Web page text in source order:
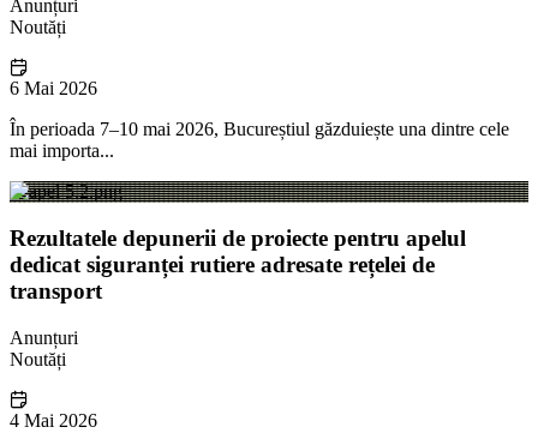
Anunțuri
Noutăți
6 Mai 2026
În perioada 7–10 mai 2026, Bucureștiul găzduiește una dintre cele
mai importa...
Rezultatele depunerii de proiecte pentru apelul
dedicat siguranței rutiere adresate rețelei de
transport
Anunțuri
Noutăți
4 Mai 2026